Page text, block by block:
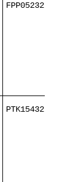
FPP052321
PTK154321